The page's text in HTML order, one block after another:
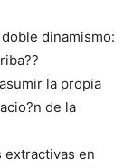
dinamismo:
la propia
de la
extractivas en